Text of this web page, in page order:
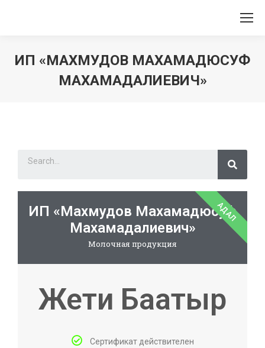
ИП «МАХМУДОВ МАХАМАДЮСУФ
МАХАМАДАЛИЕВИЧ»
ИП «Махмудов Махамадюсуф
Махамадалиевич»
Молочная продукция
Жети Баатыр
Сертификат действителен
АДАЛ